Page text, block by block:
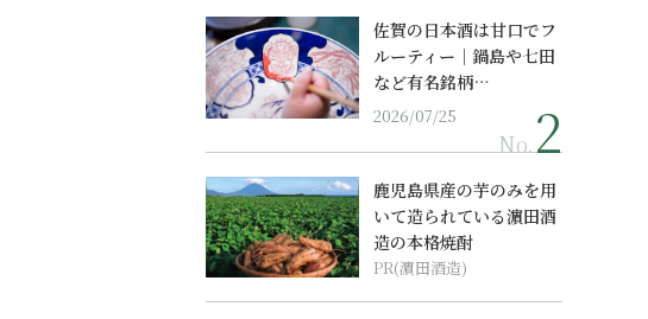
佐賀の日本酒は甘口でフ
ルーティー｜鍋島や七田
など有名銘柄…
2026/07/25
No.
鹿児島県産の芋のみを用
いて造られている濵田酒
造の本格焼酎
PR(濵田酒造)